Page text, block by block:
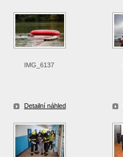
IMG_6137
Detailní náhled